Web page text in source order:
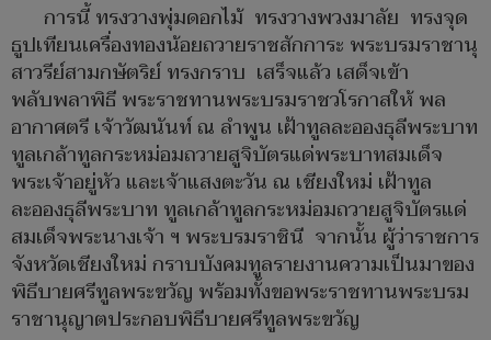
การนี้ ทรงวางพุ่มดอกไม้ ทรงวางพวงมาลัย ทรงจุด
ธูปเทียนเครื่องทองน้อยถวายราชสักการะ พระบรมราชานุ
สาวรีย์สามกษัตริย์ ทรงกราบ เสร็จแล้ว เสด็จเข้า
พลับพลาพิธี พระราชทานพระบรมราชวโรกาสให้ พล
อากาศตรี เจ้าวัฒนันท์ ณ ลำพูน เฝ้าทูลละอองธุลีพระบาท
ทูลเกล้าทูลกระหม่อมถวายสูจิบัตรแด่พระบาทสมเด็จ
พระเจ้าอยู่หัว และเจ้าแสงตะวัน ณ เชียงใหม่ เฝ้าทูล
ละอองธุลีพระบาท ทูลเกล้าทูลกระหม่อมถวายสูจิบัตรแด่
สมเด็จพระนางเจ้า ฯ พระบรมราชินี จากนั้น ผู้ว่าราชการ
จังหวัดเชียงใหม่ กราบบังคมทูลรายงานความเป็นมาของ
พิธีบายศรีทูลพระขวัญ พร้อมทั้งขอพระราชทานพระบรม
ราชานุญาตประกอบพิธีบายศรีทูลพระขวัญ